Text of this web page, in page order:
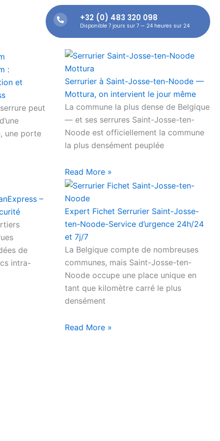
+32 (0) 483 320 098
Disponible 7 jours sur 7 — 24 heures sur 24
:
et
peut
une porte
Serrurier à Saint-Josse-ten-Noode —
Mottura, on intervient le jour même
La commune la plus dense de Belgique
— et ses serrures Saint-Josse-ten-
Noode est officiellement la commune
la plus densément peuplée
Read More »
–
de
intra-
Expert Fichet Serrurier Saint-Josse-
ten-Noode-Service d’urgence 24h/24
et 7j/7
La Belgique compte de nombreuses
communes, mais Saint-Josse-ten-
Noode occupe une place unique en
tant que kilomètre carré le plus
densément
Read More »